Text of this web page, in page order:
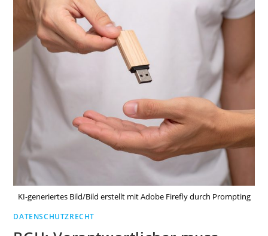
KI-generiertes Bild/Bild erstellt mit Adobe Firefly durch Prompting
DATENSCHUTZRECHT